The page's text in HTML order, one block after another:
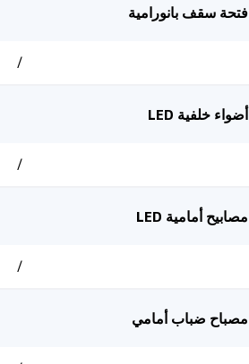
فتحة سقف بانورامية
/
أضواء خلفية LED
/
مصابيح أمامية LED
/
مصباح ضباب أمامي